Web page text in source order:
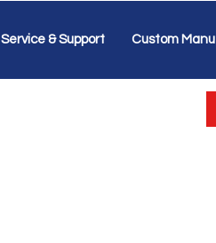
Service & Support Custom